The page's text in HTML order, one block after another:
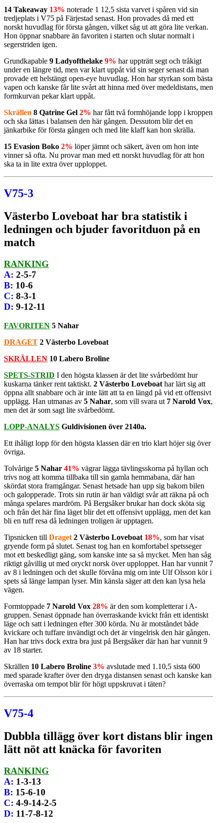
14 Takeaway 13% noterade 1 12,5 sista varvet i spåren vid sin
tredjeplats i V75 på Färjestad senast. Hon provades då med ett
norskt huvudlag för första gången, vilket såg ut att göra lite verkan.
Hon öppnar snabbare än favoriten i starten och slutar normalt i
segerstriden igen.
Grundkapable 9 Ladyofthelake 9% har uppträtt segt och tråkigt
under en längre tid, men var klart uppåt vid sin seger senast då man
provade ett helstängt open-eye huvudlag. Hon har styrkan som bästa
vapen och kanske får lite svårt att hinna med över medeldistans, men
formkurvan pekar klart uppåt.
Skrällen 8 Qatrine Gel 2% har fått två formhöjande lopp i kroppen
och ska lättas i balansen den här gången. Dessutom blir det en
jänkarbike för första gången och med lite klaff kan hon skrälla.
15 Evasion Boko 2% löper jämnt och säkert, även om hon inte
vinner så ofta. Nu provar man med ett norskt huvudlag för att hon
ska ta in lite extra över upploppet.
V75-3
Västerbo Loveboat har bra statistik i
ledningen och bjuder favoritduon på en
match
RANKING
A: 2-5-7
B: 10-6
C: 8-3-1
D: 9-12-11
FAVORITEN 5 Nahar
DRAGET 2 Västerbo Loveboat
SKRÄLLEN 10 Labero Broline
SPETS-STRID I den högsta klassen är det lite svårbedömt hur
kuskarna tänker rent taktiskt. 2 Västerbo Loveboat har lärt sig att
öppna allt snabbare och är inte lätt att ta en längd på vid ett offensivt
upplägg. Han utmanas av 5 Nahar, som vill svara ut 7 Narold Vox,
men det är som sagt lite svårbedömt.
LOPP-ANALYS Guldivisionen över 2140a.
Ett ihåligt lopp för den högsta klassen där en trio klart höjer sig över
övriga.
Tolvårige 5 Nahar 41% vägrar lägga tävlingsskorna på hyllan och
trivs nog att komma tillbaka till sin gamla hemmabana, där han
skördat stora framgångar. Senast hetsade han upp sig bakom bilen
och galopperade. Trots sin rutin är han väldigt svår att räkna på och
många spelares mardröm. På Bergsåker brukar han dock sköta sig
och från det här fina läget blir det ett offensivt upplägg, men det kan
bli en tuff resa då ledningen troligen är upptagen.
Tipsnicken till Draget 2 Västerbo Loveboat 18%, som har visat
gryende form på slutet. Senast tog han en komfortabel spetsseger
mot ett beskedligt gäng, som kanske inte sa så mycket. Men han såg
riktigt gåvillig ut med oryckt norsk över upploppet. Han har vunnit 7
av 8 i ledningen och det skulle förvåna mig om inte Ulf Olsson kör i
spets så länge lampan lyser. Min känsla säger att den kan lysa hela
vägen.
Formtoppade 7 Narold Vox 28% är den som kompletterar i A-
gruppen. Senast öppnade han överraskande kvickt från ett identiskt
läge och satt i ledningen efter 300 körda. Nu är motståndet både
kvickare och tuffare invändigt och det är vingelrisk den här gången.
Han har trivs dock extra bra just på Bergsåker där han har vunnit 9
av 18 starter.
Skrällen 10 Labero Broline 3% avslutade med 1.10,5 sista 600
med sparade krafter över den dryga distansen senast och kanske kan
överraska om tempot blir för högt uppskruvat i täten?
V75-4
Dubbla tillägg över kort distans blir ingen
lätt nöt att knäcka för favoriten
RANKING
A: 1-3-13
B: 15-6-10
C: 4-9-14-2-5
D: 11-7-8-12